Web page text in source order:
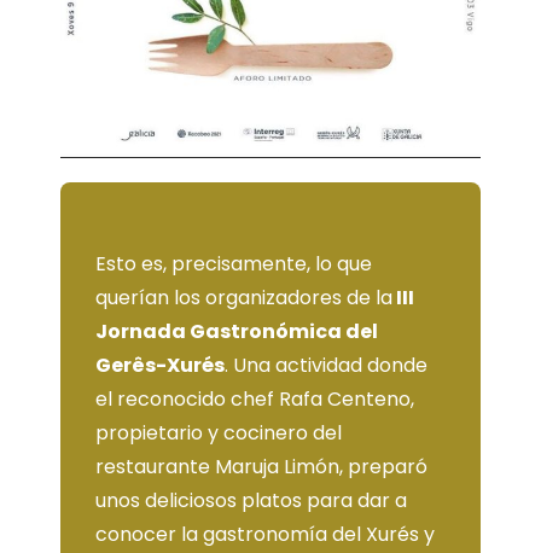
Esto es, precisamente, lo que
querían los organizadores de laIII
Jornada Gastronómica del
Gerês-Xurés. Una actividad donde
el reconocido chef Rafa Centeno,
propietario y cocinero del
restaurante Maruja Limón, preparó
unos deliciosos platos para dar a
conocer la gastronomía del Xurés y